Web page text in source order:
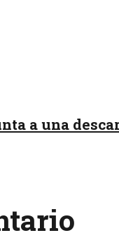
a una